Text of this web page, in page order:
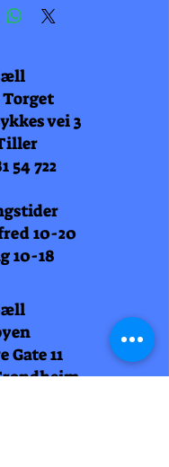
vei 3
54 722
10-20
10-18
Gate 11